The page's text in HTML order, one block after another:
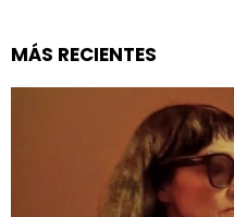
MÁS RECIENTES